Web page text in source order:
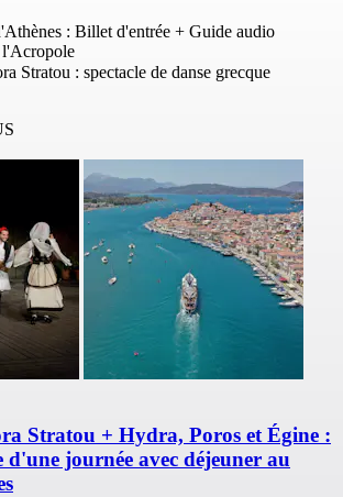
: Billet d'entrée + Guide audio
l'Acropole
Stratou : spectacle de danse grecque
Stratou + Hydra, Poros et Égine :
d'une journée avec déjeuner au